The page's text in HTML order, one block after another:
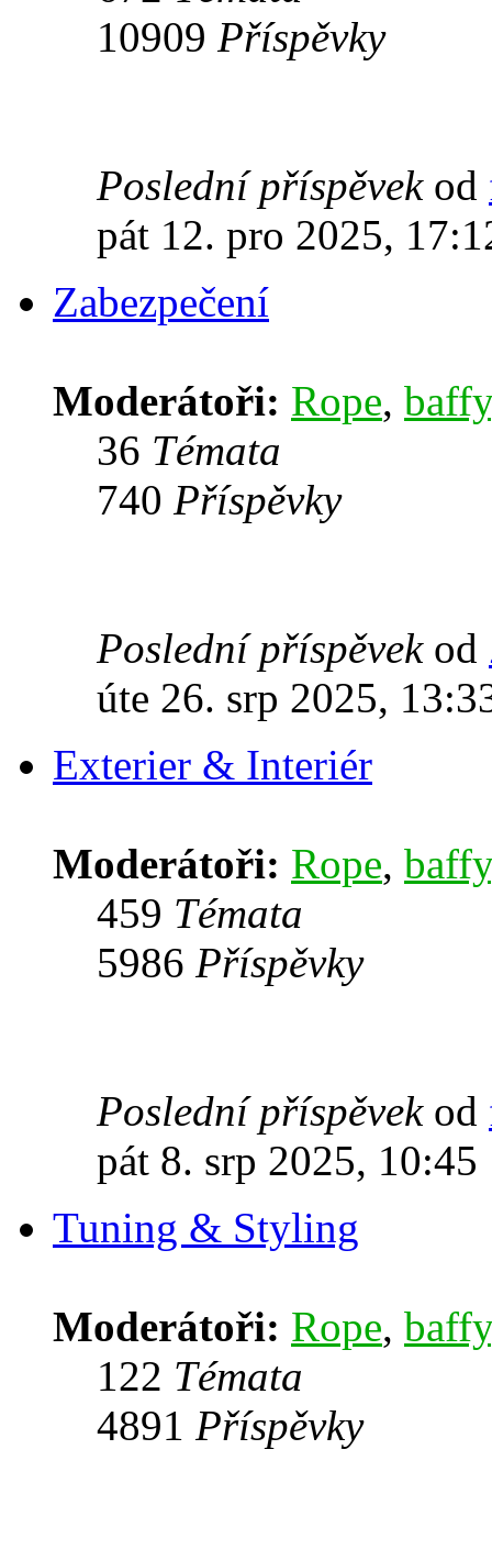
10909 Příspěvky
Poslední příspěvekod
pát 12. pro 2025,
Zabezpečení
Moderátoři: Rope, baffy
36 Témata
740 Příspěvky
Poslední příspěvekod
úte 26. srp 2025,
Exterier & Interiér
Moderátoři: Rope, baffy
459 Témata
5986 Příspěvky
Poslední příspěvekod
pát 8. srp 2025, 10:45
Tuning & Styling
Moderátoři: Rope, baffy
122 Témata
4891 Příspěvky